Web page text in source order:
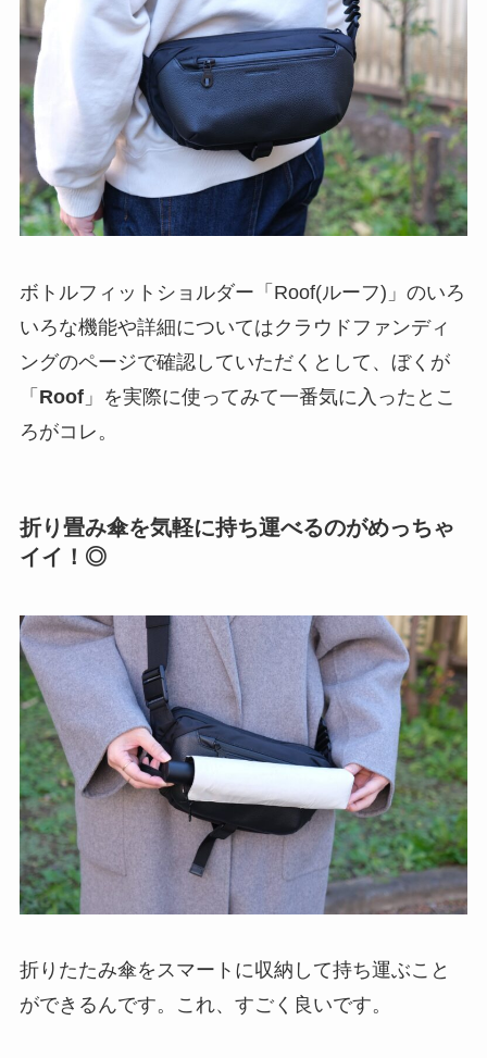
ボトルフィットショルダー「Roof(ルーフ)」のいろ
いろな機能や詳細についてはクラウドファンディ
ングのページで確認していただくとして、ぼくが
「 Roof」を実際に使ってみて一番気に入ったとこ
ろがコレ。
折り畳み傘を気軽に持ち運べるのがめっちゃ
イイ！◎
折りたたみ傘をスマートに収納して持ち運ぶこと
ができるんです。これ、すごく良いです。